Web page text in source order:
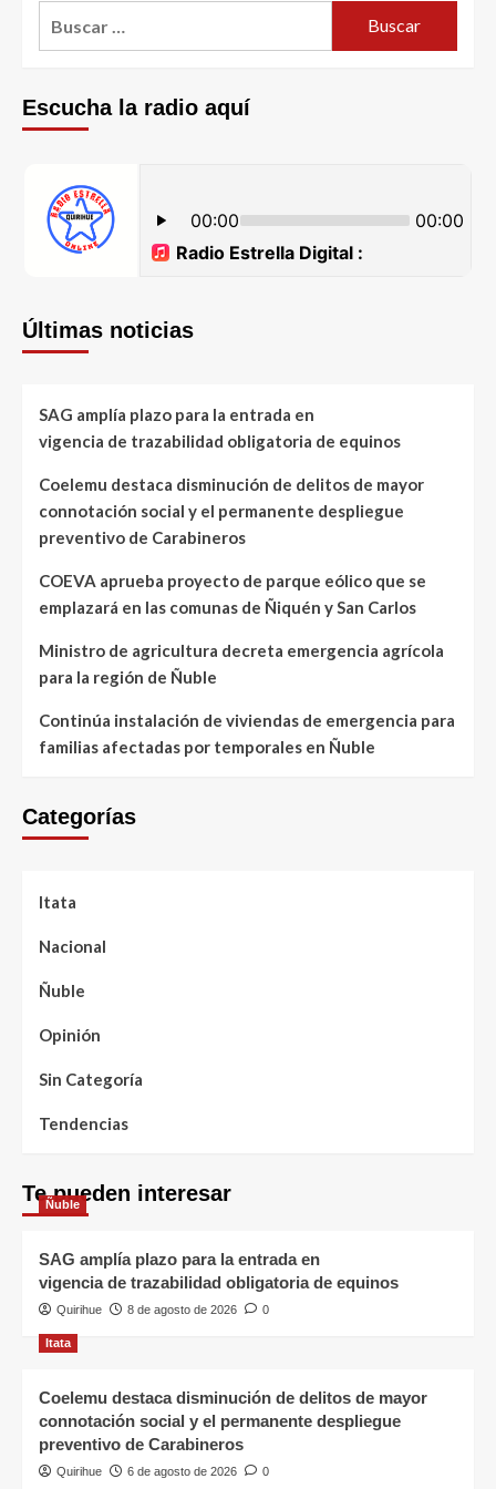
Escucha la radio aquí
Últimas noticias
SAG amplía plazo para la entrada en
vigencia de trazabilidad obligatoria de equinos
Coelemu destaca disminución de delitos de mayor
connotación social y el permanente despliegue
preventivo de Carabineros
COEVA aprueba proyecto de parque eólico que se
emplazará en las comunas de Ñiquén y San Carlos
Ministro de agricultura decreta emergencia agrícola
para la región de Ñuble
Continúa instalación de viviendas de emergencia para
familias afectadas por temporales en Ñuble
Categorías
Itata
Nacional
Ñuble
Opinión
Sin Categoría
Tendencias
Te pueden interesar
Ñuble
SAG amplía plazo para la entrada en
vigencia de trazabilidad obligatoria de equinos
Quirihue 8 de agosto de 2026 0
Itata
Coelemu destaca disminución de delitos de mayor
connotación social y el permanente despliegue
preventivo de Carabineros
Quirihue 6 de agosto de 2026 0